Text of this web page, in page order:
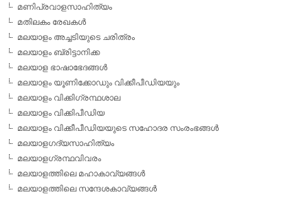
മണിപ്രവാളസാഹിത്യം
മതിലകം രേഖകള്‍
മലയാളം അച്ചടിയുടെ ചരിത്രം
മലയാളം ബ്രിട്ടാനിക്ക
മലയാള ഭാഷാഭേദങ്ങള്‍
മലയാളം യൂണിക്കോഡും വിക്കീപീഡിയയും
മലയാളം വിക്കിഗ്രന്ഥശാല
മലയാളം വിക്കിപീഡിയ
മലയാളം വിക്കീപീഡിയയുടെ സഹോദര സംരംഭങ്ങള്‍
മലയാളഗദ്യസാഹിത്യം
മലയാളഗ്രന്ഥവിവരം
മലയാളത്തിലെ മഹാകാവ്യങ്ങള്‍
മലയാളത്തിലെ സന്ദേശകാവ്യങ്ങള്‍